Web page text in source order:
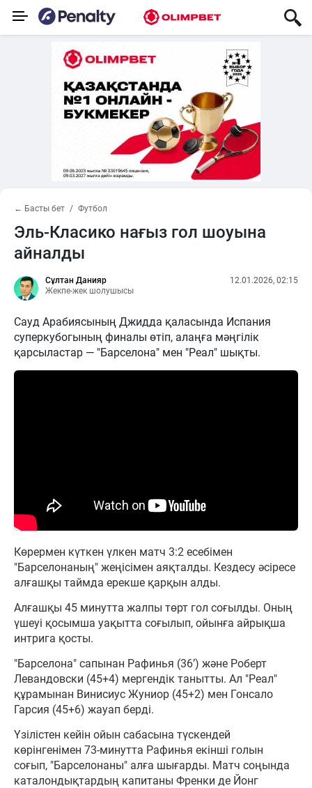
← Басты бет Футбол
Эль-Класико нағыз гол шоуына
айналды
Сұлтан Данияр
Жекпе-жек шолушысы
12.01.2026, 02:15
Сауд Арабиясының Джидда қаласында Испания
суперкубогының финалы өтіп, алаңға мәңгілік
қарсыластар — "Барселона" мен "Реал" шықты.
Көрермен күткен үлкен матч 3:2 есебімен
"Барселонаның" жеңісімен аяқталды. Кездесу әсіресе
алғашқы таймда ерекше қарқын алды.
Алғашқы 45 минутта жалпы төрт гол соғылды. Оның
үшеуі қосымша уақытта соғылып, ойынға айрықша
интрига қосты.
"Барселона" сапынан Рафинья (36’) және Роберт
Левандовски (45+4) мергендік танытты. Ал "Реал"
құрамынан Винисиус Жуниор (45+2) мен Гонсало
Гарсия (45+6) жауап берді.
Үзілістен кейін ойын сабасына түскендей
көрінгенімен 73-минутта Рафинья екінші голын
соғып, "Барселонаны" алға шығарды. Матч соңында
каталондықтардың капитаны Френки де Йонг